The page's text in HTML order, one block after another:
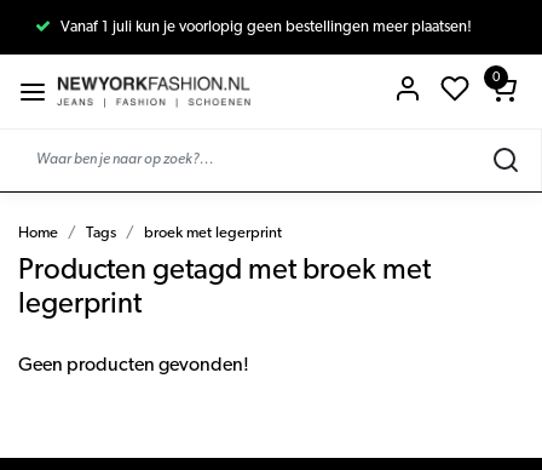
Vanaf 1 juli kun je voorlopig geen bestellingen meer plaatsen!
0
Home Tags broek met legerprint
Producten getagd met broek met
legerprint
Geen producten gevonden!